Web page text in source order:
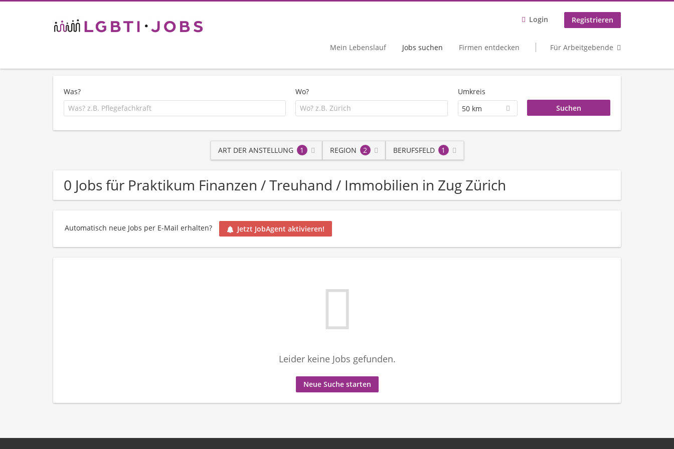
Login Registrieren
Mein Lebenslauf Jobs suchen Firmen entdecken Für Arbeitgebende
Was? Wo?
Umkreis
50 km
ART DER ANSTELLUNG 1 REGION 2 BERUFSFELD 1
0 Jobs für Praktikum Finanzen / Treuhand / Immobilien in Zug Zürich
Automatisch neue Jobs per E-Mail erhalten? Jetzt JobAgent aktivieren!
Leider keine Jobs gefunden.
Neue Suche starten